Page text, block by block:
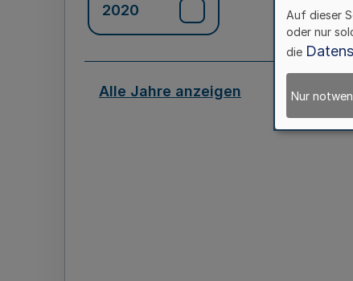
2020
Alle Jahre anzeigen
Auf dieser
oder nur
die
Nur